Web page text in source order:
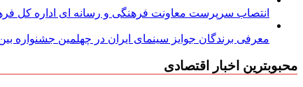
انتصاب سرپرست معاونت فرهنگی و رسانه ای اداره کل
معرفی برندگان جوایز سینمای ایران در چهلمین جشنواره
محبوبترین اخبار اقتصادی